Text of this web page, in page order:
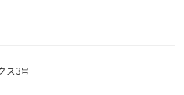
ス3号